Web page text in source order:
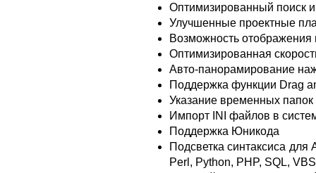
Оптимизированный поиск
Улучшенные проектные
Возможность отображения
Оптимизированная
Авто-панорамирование
Поддержка функции Drag
Указание временных
Импорт INI файлов в
Поддержка Юникода
Подсветка синтаксиса
Perl, Python, PHP, SQL,